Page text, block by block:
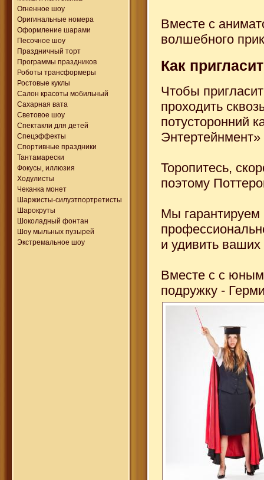
Огненное шоу
Оригинальные номера
Оформление шарами
Песочное шоу
Праздничный торт
Программы праздников
Роботы трансформеры
Ростовые куклы
Салон красоты мобильный
Сахарная вата
Световое шоу
Спектакли для детей
Спецэффекты
Спортивные праздники
Тантамарески
Фокусы, иллюзия
Ходулисты
Чеканка монет
Шаржисты-силуэтпортретисты
Шарокруты
Шоколадный фонтан
Шоу мыльных пузырей
Экстремальное шоу
Вместе с
волшебного
Как
Чтобы
проходить
потусторонний
Торопитесь,
поэтому
Мы гарантируем
и удивить
Вместе с с
подружку -